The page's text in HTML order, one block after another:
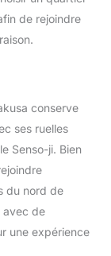
de rejoindre
conserve
ses ruelles
Senso-ji. Bien
du nord de
avec de
une expérience